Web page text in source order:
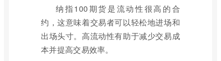
纳指100期货是流动性很高的合
约，这意味着交易者可以轻松地进场和
出场头寸。高流动性有助于减少交易成
本并提高交易效率。